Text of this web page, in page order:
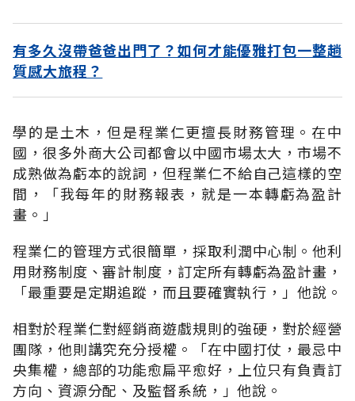
有多久沒帶爸爸出門了？如何才能優雅打包一整趟
質感大旅程？
學的是土木，但是程業仁更擅長財務管理。在中
國，很多外商大公司都會以中國市場太大，市場不
成熟做為虧本的說詞，但程業仁不給自己這樣的空
間，「我每年的財務報表，就是一本轉虧為盈計
畫。」
程業仁的管理方式很簡單，採取利潤中心制。他利
用財務制度、審計制度，訂定所有轉虧為盈計畫，
「最重要是定期追蹤，而且要確實執行，」他說。
相對於程業仁對經銷商遊戲規則的強硬，對於經營
團隊，他則講究充分授權。「在中國打仗，最忌中
央集權，總部的功能愈扁平愈好，上位只有負責訂
方向、資源分配、及監督系統，」他說。